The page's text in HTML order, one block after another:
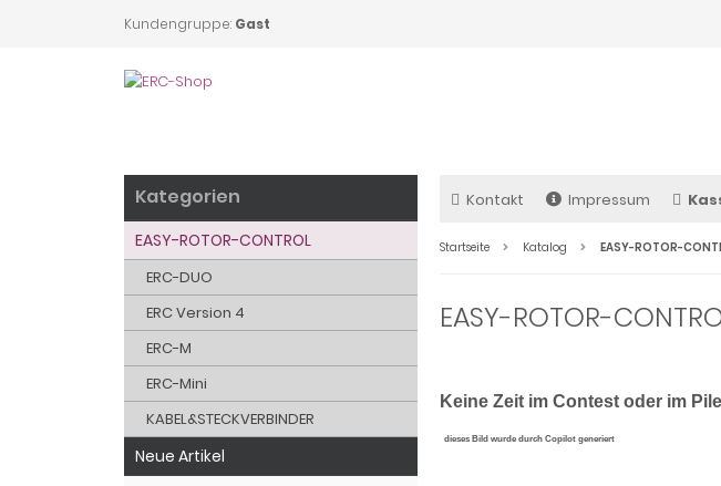
Kundengruppe: Gast
Kontakt Impressum
Startseite Katalog EASY-ROTOR-
EASY-ROTOR-
Keine Zeit im Contest oder im
dieses Bild wurde durch Copilot generiert
Kategorien
EASY-ROTOR-CONTROL
ERC-DUO
ERC Version 4
ERC-M
ERC-Mini
KABEL&STECKVERBINDER
Neue Artikel